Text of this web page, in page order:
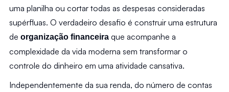
uma planilha ou cortar todas as despesas consideradas
supérfluas. O verdadeiro desafio é construir uma estrutura
de organização financeira que acompanhe a
complexidade da vida moderna sem transformar o
controle do dinheiro em uma atividade cansativa.
Independentemente da sua renda, do número de contas